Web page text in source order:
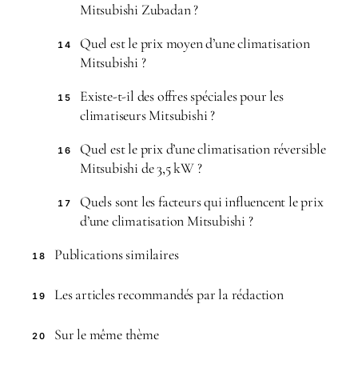
Mitsubishi Zubadan ?
14
Quel est le prix moyen d’une climatisation
Mitsubishi ?
15
Existe-t-il des offres spéciales pour les
climatiseurs Mitsubishi ?
16
Quel est le prix d’une climatisation réversible
Mitsubishi de 3,5 kW ?
17
Quels sont les facteurs qui influencent le prix
d’une climatisation Mitsubishi ?
18 Publications similaires
19 Les articles recommandés par la rédaction
20 Sur le même thème